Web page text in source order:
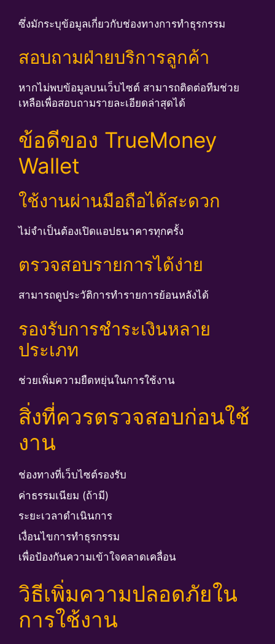
ซึ่งมักระบุข้อมูลเกี่ยวกับช่องทางการทำธุรกรรม
สอบถามฝ่ายบริการลูกค้า
หากไม่พบข้อมูลบนเว็บไซต์ สามารถติดต่อทีมช่วย
เหลือเพื่อสอบถามรายละเอียดล่าสุดได้
ข้อดีของ TrueMoney
Wallet
ใช้งานผ่านมือถือได้สะดวก
ไม่จำเป็นต้องเปิดแอปธนาคารทุกครั้ง
ตรวจสอบรายการได้ง่าย
สามารถดูประวัติการทำรายการย้อนหลังได้
รองรับการชำระเงินหลาย
ประเภท
ช่วยเพิ่มความยืดหยุ่นในการใช้งาน
สิ่งที่ควรตรวจสอบก่อนใช้
งาน
ช่องทางที่เว็บไซต์รองรับ
ค่าธรรมเนียม (ถ้ามี)
ระยะเวลาดำเนินการ
เงื่อนไขการทำธุรกรรม
เพื่อป้องกันความเข้าใจคลาดเคลื่อน
วิธีเพิ่มความปลอดภัยใน
การใช้งาน